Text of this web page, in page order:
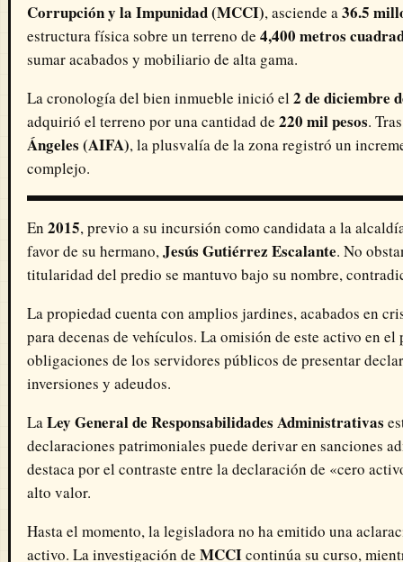
Corrupción y la Impunidad (MCCI), asciende a36.5
estructura física sobre un terreno de 4,400 metros
sumar acabados y mobiliario de alta gama.
La cronología del bien inmueble inició el 2 de diciembre
adquirió el terreno por una cantidad de 220 mil pesos.
Ángeles (AIFA), la plusvalía de la zona registró un
complejo.
En 2015, previo a su incursión como candidata a la
favor de su hermano,Jesús Gutiérrez Escalante. No
titularidad del predio se mantuvo bajo su nombre,
La propiedad cuenta con amplios jardines, acabados en
para decenas de vehículos. La omisión de este activo en
obligaciones de los servidores públicos de presentar
inversiones y adeudos.
LaLey General de Responsabilidades Administrativas
declaraciones patrimoniales puede derivar en sanciones
destaca por el contraste entre la declaración de «cero
alto valor.
Hasta el momento, la legisladora no ha emitido una
activo. La investigación de MCCIcontinúa su curso,